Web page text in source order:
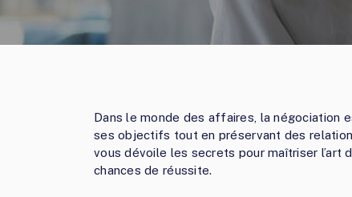
Dans le monde des affaires, la négociation
ses objectifs tout en préservant des
vous dévoile les secrets pour maîtriser l’art
chances de réussite.